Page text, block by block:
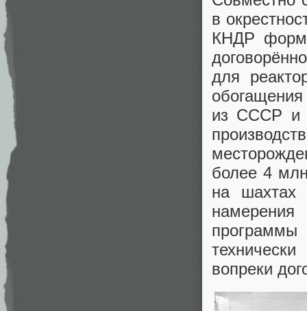
в
КНДР
для
из СССР и
более 4
на шахтах
вопреки